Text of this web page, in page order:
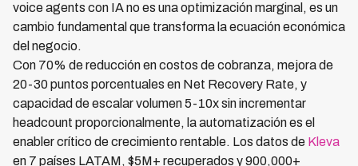
voice agents con IA no es una optimización marginal, es un
cambio fundamental que transforma la ecuación económica
del negocio.
Con 70% de reducción en costos de cobranza, mejora de
20-30 puntos porcentuales en Net Recovery Rate, y
capacidad de escalar volumen 5-10x sin incrementar
headcount proporcionalmente, la automatización es el
enabler crítico de crecimiento rentable. Los datos de Kleva
en 7 países LATAM, $5M+ recuperados y 900,000+